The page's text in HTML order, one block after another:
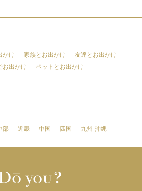
かけ 家族とお出かけ
友達とお出かけ
お出かけ
ペットとお出かけ
部 近畿 中国 四国 九州-沖縄